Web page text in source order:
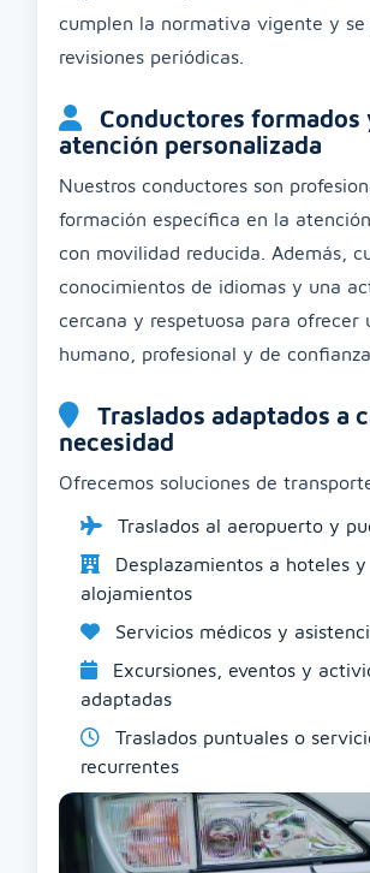
cumplen la normativa vigente y se
revisiones periódicas.
Conductores formados
atención personalizada
Nuestros conductores son
formación específica en la
con movilidad reducida. Además,
conocimientos de idiomas y una
cercana y respetuosa para ofrecer
humano, profesional y de confianza.
Traslados adaptados a
necesidad
Ofrecemos soluciones de
Traslados al aeropuerto y
Desplazamientos a hoteles y
alojamientos
Servicios médicos y
Excursiones, eventos y
adaptadas
Traslados puntuales o
recurrentes